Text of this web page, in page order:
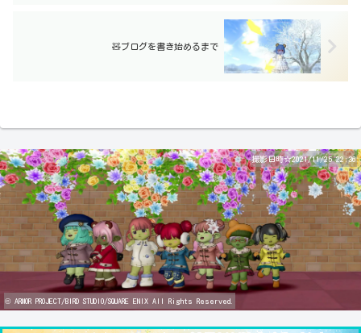
🧸ブログを書き始めるまで
撮影日時☆2021/11/25 22:36
© ARMOR PROJECT/BIRD STUDIO/SQUARE ENIX All Rights Reserved.